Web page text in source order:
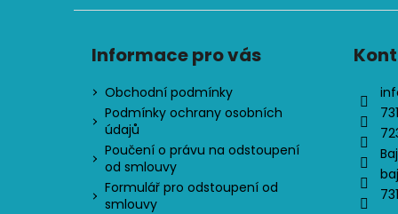
Informace pro vás
Obchodní podmínky
Podmínky ochrany osobních
údajů
Poučení o právu na odstoupení
od smlouvy
Formulář pro odstoupení od
smlouvy